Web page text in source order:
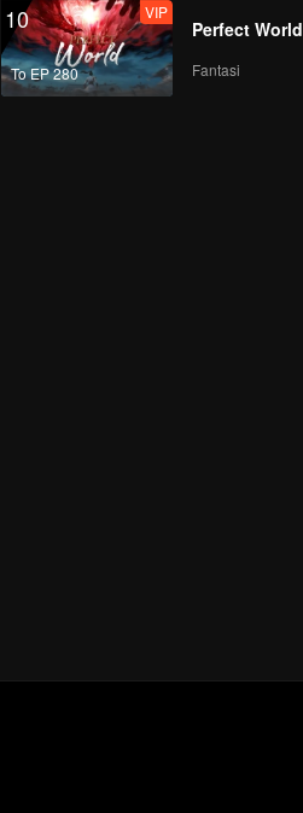
10
To EP 280
VIP
Perfect World
Fantasi